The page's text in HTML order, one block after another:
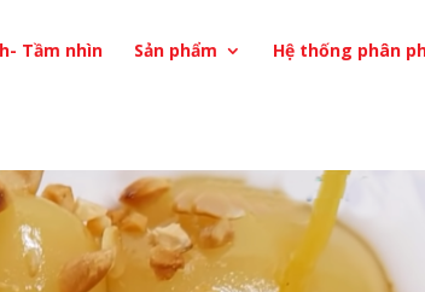
Tầm nhìn Sản phẩm Hệ thống phân